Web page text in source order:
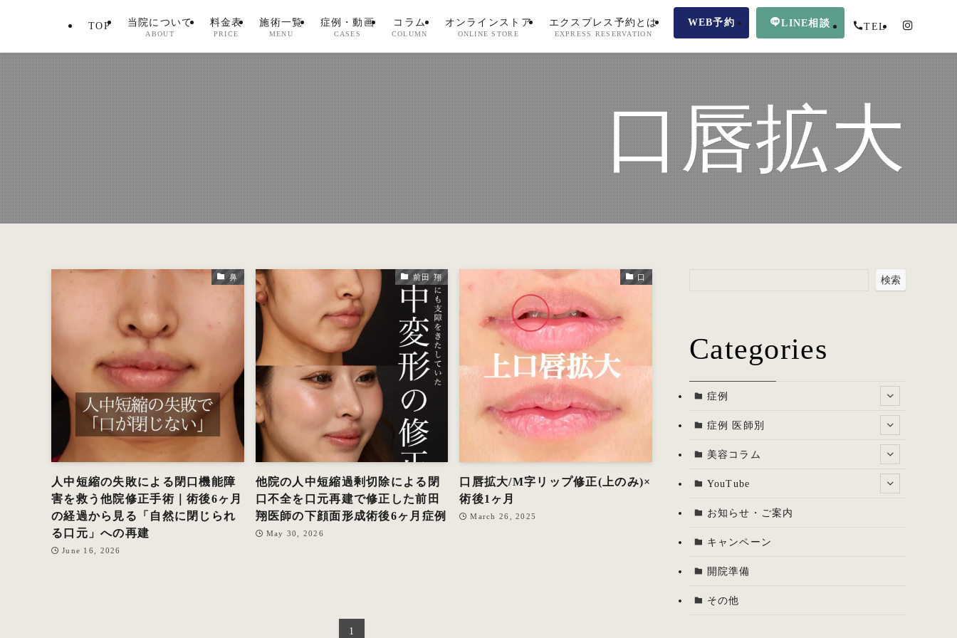
TOP 当院について
ABOUT
料金表
PRICE
施術一覧
MENU
症例・動画
CASES
コラム
COLUMN
オンラインストア
ONLINE STORE
エクスプレス予約とは
EXPRESS RESERVATION
WEB予約 LINE相談 TEL
口唇拡大
鼻
人中短縮の失敗による閉口機能障
害を救う他院修正手術｜術後6ヶ月
の経過から見る「自然に閉じられ
る口元」への再建
June 16, 2026
前田 翔
他院の人中短縮過剰切除による閉
口不全を口元再建で修正した前田
翔医師の下顔面形成術後6ヶ月症例
May 30, 2026
口
口唇拡大/M字リップ修正(上のみ)×
術後1ヶ月
March 26, 2025
1
検索
Categories
症例
症例 医師別
美容コラム
YouTube
お知らせ・ご案内
キャンペーン
開院準備
その他